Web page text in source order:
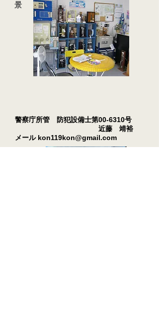
景
警察庁所管 防犯設備士第00-6310号
近藤 靖裕
メール kon119kon@gmail.com